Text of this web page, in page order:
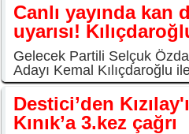
Canlı yayında
uyarısı!
Gelecek Partili Selçuk
Adayı Kemal Kılıçdaroğlu
Destici’den
Kınık’a 3.kez çağrı